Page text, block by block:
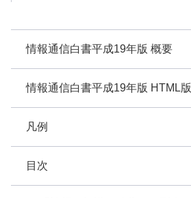
情報通信白書平成19年版 概要
情報通信白書平成19年版 HTML版
凡例
目次